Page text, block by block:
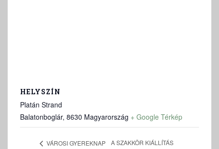
HELYSZÍN
Platán Strand
Balatonboglár, 8630 Magyarország + Google Térkép
VÁROSI GYEREKNAP
A SZAKKÖR KIÁLLÍTÁS